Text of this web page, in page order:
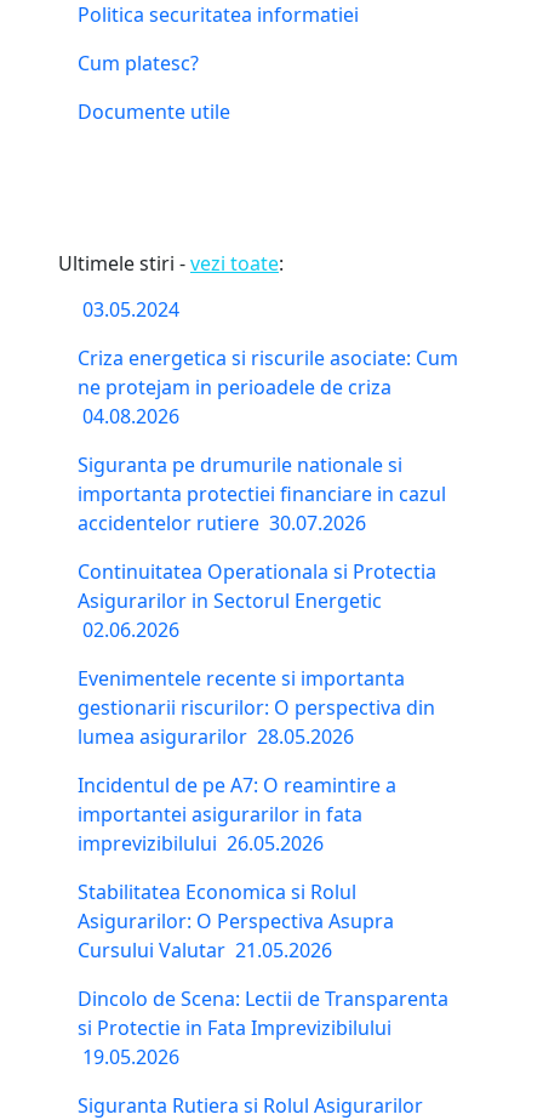
Politica securitatea informatiei
Cum platesc?
Documente utile
Ultimele stiri -vezi toate:
03.05.2024
Criza energetica si riscurile asociate: Cum
ne protejam in perioadele de criza
04.08.2026
Siguranta pe drumurile nationale si
importanta protectiei financiare in cazul
accidentelor rutiere 30.07.2026
Continuitatea Operationala si Protectia
Asigurarilor in Sectorul Energetic
02.06.2026
Evenimentele recente si importanta
gestionarii riscurilor: O perspectiva din
lumea asigurarilor 28.05.2026
Incidentul de pe A7: O reamintire a
importantei asigurarilor in fata
imprevizibilului 26.05.2026
Stabilitatea Economica si Rolul
Asigurarilor: O Perspectiva Asupra
Cursului Valutar 21.05.2026
Dincolo de Scena: Lectii de Transparenta
si Protectie in Fata Imprevizibilului
19.05.2026
Siguranta Rutiera si Rolul Asigurarilor